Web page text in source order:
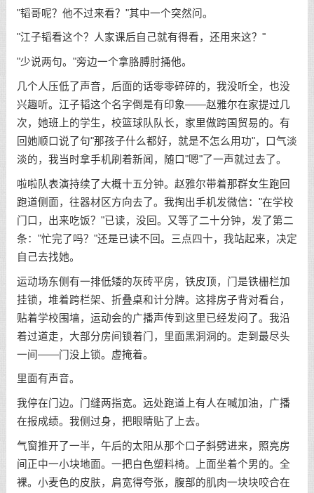
"韬哥呢？他不过来看？"其中一个突然问。
"江子韬看这个？人家课后自己就有得看，还用来这？"
"少说两句。"旁边一个拿胳膊肘捅他。
几个人压低了声音，后面的话零零碎碎的，我没听全，也没
兴趣听。江子韬这个名字倒是有印象——赵雅尔在家提过几
次，她班上的学生，校篮球队队长，家里做跨国贸易的。有
回她顺口说了句"那孩子什么都好，就是不怎么用功"，口气淡
淡的，我当时拿手机刷着新闻，随口"嗯"了一声就过去了。
啦啦队表演持续了大概十五分钟。赵雅尔带着那群女生跑回
跑道侧面，往器材区方向去了。我掏出手机发微信："在学校
门口，出来吃饭？"已读，没回。又等了二十分钟，发了第二
条："忙完了吗？"还是已读不回。三点四十，我站起来，决定
自己去找她。
运动场东侧有一排低矮的灰砖平房，铁皮顶，门是铁栅栏加
挂锁，堆着跨栏架、折叠桌和计分牌。这排房子背对看台，
贴着学校围墙，运动会的广播声传到这里已经发闷了。我沿
着过道走，大部分房间锁着门，里面黑洞洞的。走到最尽头
一间——门没上锁。虚掩着。
里面有声音。
我停在门边。门缝两指宽。远处跑道上有人在喊加油，广播
在报成绩。我侧过身，把眼睛贴了上去。
气窗推开了一半，午后的太阳从那个口子斜劈进来，照亮房
间正中一小块地面。一把白色塑料椅。上面坐着个男的。全
裸。小麦色的皮肤，肩宽得夸张，腹部的肌肉一块块咬合在